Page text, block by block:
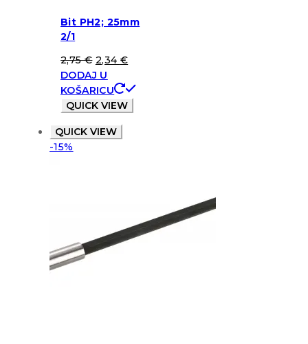
Bit PH2; 25mm
2/1
2,75€ 2,34 €
DODAJ U
KOŠARICU
QUICK VIEW
QUICK VIEW
-15%